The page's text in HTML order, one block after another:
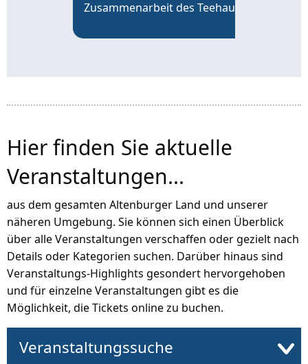
Zusammenarbeit des Teehaus
der VR-Bank Altenburger Land,
und über 20 Vereinen der Region.
Hier finden Sie aktuelle
Veranstaltungen...
aus dem gesamten Altenburger Land und unserer
näheren Umgebung. Sie können sich einen Überblick
über alle Veranstaltungen verschaffen oder gezielt nach
Details oder Kategorien suchen. Darüber hinaus sind
Veranstaltungs-Highlights gesondert hervorgehoben
und für einzelne Veranstaltungen gibt es die
Möglichkeit, die Tickets online zu buchen.
Veranstaltungssuche